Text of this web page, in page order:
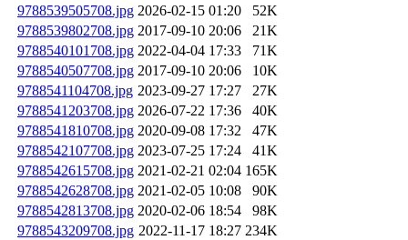
9788539505708.jpg 2026-02-15 01:20
52K
9788539802708.jpg 2017-09-10 20:06
21K
9788540101708.jpg 2022-04-04 17:33
71K
9788540507708.jpg 2017-09-10 20:06
10K
9788541104708.jpg 2023-09-27 17:27
27K
9788541203708.jpg 2026-07-22 17:36
40K
9788541810708.jpg 2020-09-08 17:32
47K
9788542107708.jpg 2023-07-25 17:24
41K
9788542615708.jpg 2021-02-21 02:04 165K
9788542628708.jpg 2021-02-05 10:08
90K
9788542813708.jpg 2020-02-06 18:54
98K
9788543209708.jpg 2022-11-17 18:27 234K